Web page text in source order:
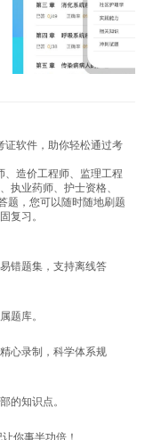
证软件，助你轻松通过考
、造价工程师、监理工程
执业药师、护士资格、
题，您可以随时随地刷题
复习。
错题集，支持离线答
题库。
心录制，科学体系规
的知识点。
你事半功倍！